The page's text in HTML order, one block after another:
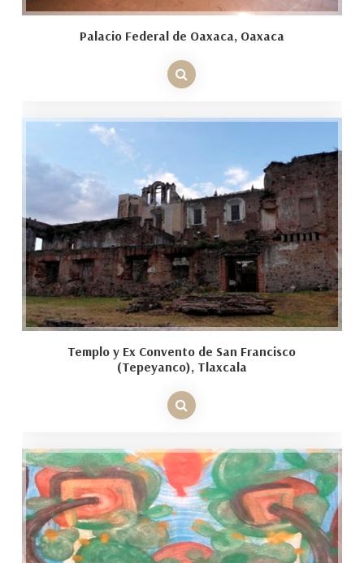
Palacio Federal de Oaxaca, Oaxaca
Templo y Ex Convento de San Francisco
(Tepeyanco), Tlaxcala